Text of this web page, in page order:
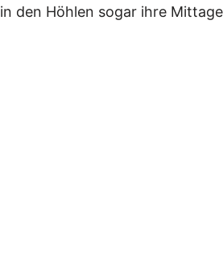
in den Höhlen sogar ihre